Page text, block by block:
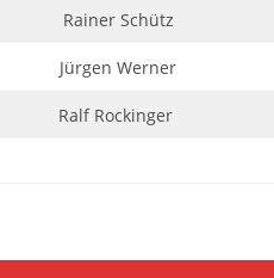
Rainer Schütz
Jürgen Werner
Ralf Rockinger